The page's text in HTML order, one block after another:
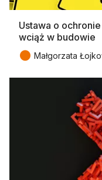
Ustawa o
wciąż w budowie
● Małgorzata